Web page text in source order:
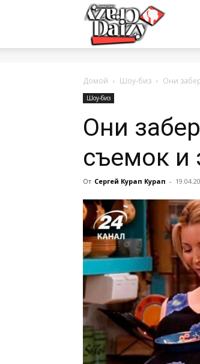
—
новости
обо
всем
Домой Шоу-биз Они
Шоу-биз
Они
съемок и
От Сергей Курап Курап -